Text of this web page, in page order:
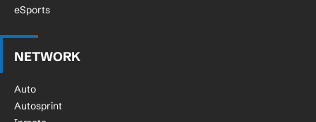
eSports
NETWORK
Auto
Autosprint